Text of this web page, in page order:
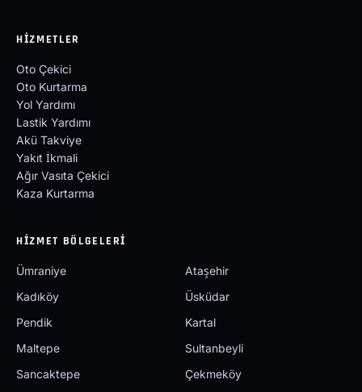
HIZMETLER
Oto Çekici
Oto Kurtarma
Yol Yardımı
Lastik Yardımı
Akü Takviye
Yakıt İkmali
Ağır Vasıta Çekici
Kaza Kurtarma
HIZMET BÖLGELERI
Ümraniye
Ataşehir
Kadıköy
Üsküdar
Pendik
Kartal
Maltepe
Sultanbeyli
Sancaktepe
Çekmeköy